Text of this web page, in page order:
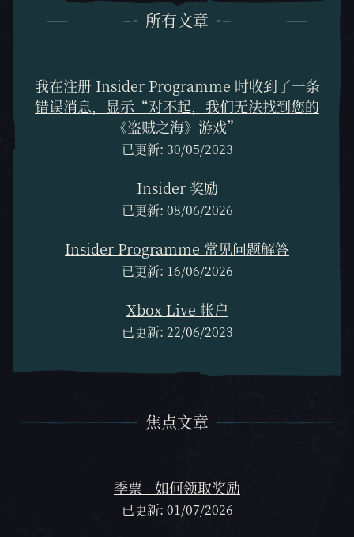
所有文章
我在注册 Insider Programme 时收到了一条
错误消息，显示“对不起，我们无法找到您的
《盗贼之海》游戏”
已更新: 30/05/2023
Insider 奖励
已更新: 08/06/2026
Insider Programme 常见问题解答
已更新: 16/06/2026
Xbox Live 帐户
已更新: 22/06/2023
焦点文章
季票 - 如何领取奖励
已更新: 01/07/2026